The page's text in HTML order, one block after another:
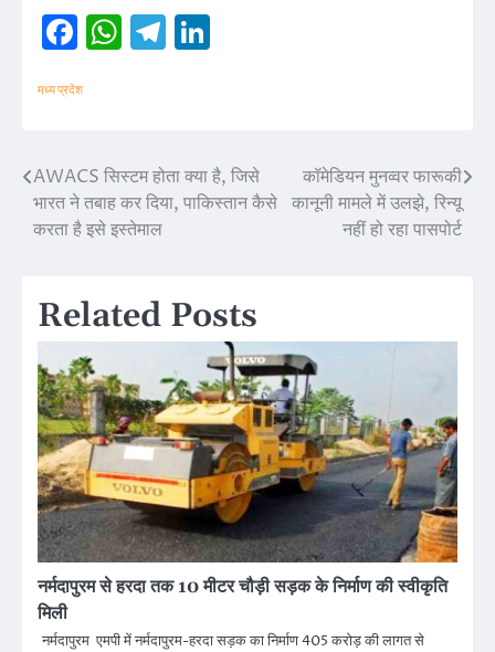
Facebook
WhatsApp
Telegram
मध्य प्रदेश
Post
navigation
AWACS सिस्टम होता क्या है, जिसे
भारत ने तबाह कर दिया, पाकिस्तान कैसे
करता है इसे इस्तेमाल
कॉमेडियन मुनव्वर फारूकी
कानूनी मामले में उलझे, रिन्यू
नहीं हो रहा पासपोर्ट
Related Posts
नर्मदापुरम से हरदा तक 10 मीटर चौड़ी सड़क के निर्माण की स्वीकृति
मिली
नर्मदापुरम एमपी में नर्मदापुरम-हरदा सड़क का निर्माण 405 करोड़ की लागत से